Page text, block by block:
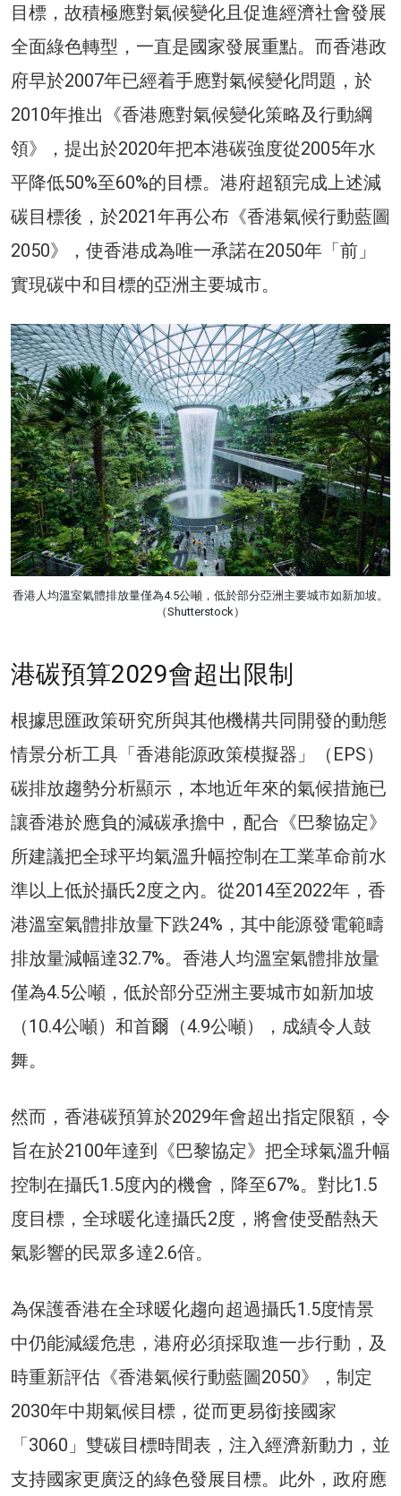
目標，故積極應對氣候變化且促進經濟社會發展
全面綠色轉型，一直是國家發展重點。而香港政
府早於2007年已經着手應對氣候變化問題，於
2010年推出《香港應對氣候變化策略及行動綱
領》，提出於2020年把本港碳強度從2005年水
平降低50%至60%的目標。港府超額完成上述減
碳目標後，於2021年再公布《香港氣候行動藍圖
2050》，使香港成為唯一承諾在2050年「前」
實現碳中和目標的亞洲主要城市。
香港人均溫室氣體排放量僅為4.5公噸，低於部分亞洲主要城市如新加坡。
（Shutterstock）
港碳預算2029會超出限制
根據思匯政策研究所與其他機構共同開發的動態
情景分析工具「香港能源政策模擬器」（EPS）
碳排放趨勢分析顯示，本地近年來的氣候措施已
讓香港於應負的減碳承擔中，配合《巴黎協定》
所建議把全球平均氣溫升幅控制在工業革命前水
準以上低於攝氏2度之內。從2014至2022年，香
港溫室氣體排放量下跌24%，其中能源發電範疇
排放量減幅達32.7%。香港人均溫室氣體排放量
僅為4.5公噸，低於部分亞洲主要城市如新加坡
（10.4公噸）和首爾（4.9公噸），成績令人鼓
舞。
然而，香港碳預算於2029年會超出指定限額，令
旨在於2100年達到《巴黎協定》把全球氣溫升幅
控制在攝氏1.5度內的機會，降至67%。對比1.5
度目標，全球暖化達攝氏2度，將會使受酷熱天
氣影響的民眾多達2.6倍。
為保護香港在全球暖化趨向超過攝氏1.5度情景
中仍能減緩危患，港府必須採取進一步行動，及
時重新評估《香港氣候行動藍圖2050》，制定
2030年中期氣候目標，從而更易銜接國家
「3060」雙碳目標時間表，注入經濟新動力，並
支持國家更廣泛的綠色發展目標。此外，政府應